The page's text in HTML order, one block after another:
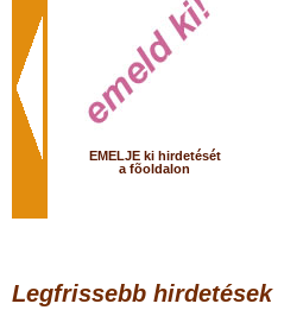
EMELJE ki hirdetését
a fõoldalon
Legfrissebb hirdetések